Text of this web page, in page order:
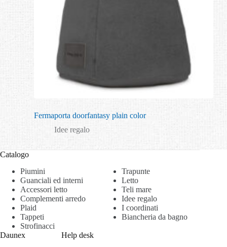
Fermaporta doorfantasy plain color
Idee regalo
Catalogo
Piumini
Trapunte
Guanciali ed interni
Letto
Accessori letto
Teli mare
Complementi arredo
Idee regalo
Plaid
I coordinati
Tappeti
Biancheria da bagno
Strofinacci
Daunex
Help desk